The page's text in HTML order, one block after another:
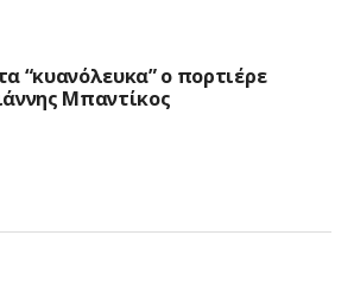
“κυανόλευκα” ο πορτιέρε
Μπαντίκος